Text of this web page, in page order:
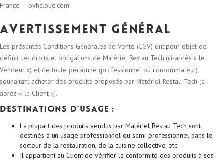
France — ovhcloud.com.
AVERTISSEMENT GÉNÉRAL
Les présentes Conditions Générales de Vente (CGV) ont pour objet de
définir les droits et obligations de Matériel Restau Tech (ci-après « le
Vendeur ») et de toute personne (professionnel ou consommateur)
souhaitant acheter des produits proposés par Matériel Restau Tech (ci-
après « le Client »).
Destinations d'usage :
La plupart des produits vendus par Matériel Restau Tech sont
destinés à un usage professionnel ou semi-professionnel dans le
secteur de la restauration, de la cuisine collective, etc.
Il appartient au Client de vérifier la conformité des produits à ses